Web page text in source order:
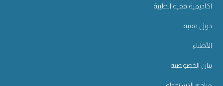
اكاديمية فقيه الطبية
حول فقيه
الأطباء
بيان الخصوصية